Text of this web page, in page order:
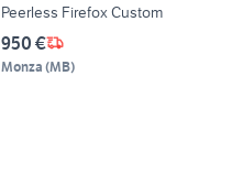
Peerless Firefox Custom
950 €
Monza (MB)